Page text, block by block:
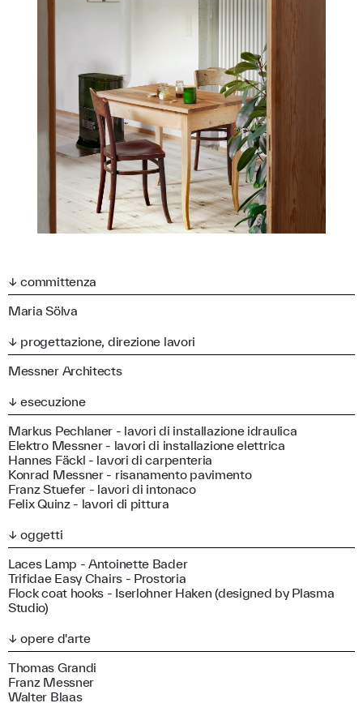
↓ committenza
Maria Sölva
↓ progettazione, direzione lavori
Messner Architects
↓ esecuzione
Markus Pechlaner - lavori di installazione idraulica
Elektro Messner - lavori di installazione elettrica
Hannes Fäckl - lavori di carpenteria
Konrad Messner - risanamento pavimento
Franz Stuefer - lavori di intonaco
Felix Quinz - lavori di pittura
↓ oggetti
Laces Lamp - Antoinette Bader
Trifidae Easy Chairs - Prostoria
Flock coat hooks - Iserlohner Haken (designed by Plasma
Studio)
↓ opere d'arte
Thomas Grandi
Franz Messner
Walter Blaas